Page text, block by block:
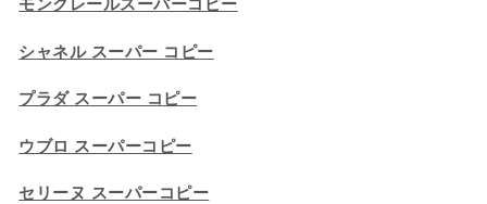
モンクレールスーパーコピー
シャネル スーパー コピー
プラダ スーパー コピー
ウブロ スーパーコピー
セリーヌ スーパーコピー​